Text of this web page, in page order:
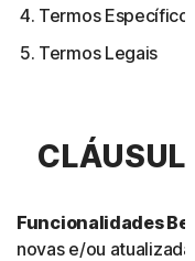
Termos
Termos Legais
Funcionalidades
novas e/ou